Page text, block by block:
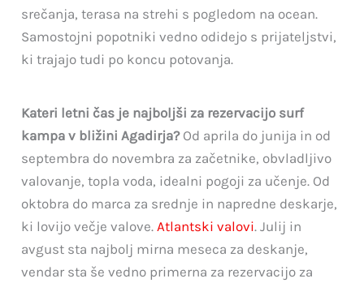
srečanja, terasa na strehi s pogledom na ocean.
Samostojni popotniki vedno odidejo s prijateljstvi,
ki trajajo tudi po koncu potovanja.
Kateri letni čas je najboljši za rezervacijo surf
kampa v bližini Agadirja?Od aprila do junija in od
septembra do novembra za začetnike, obvladljivo
valovanje, topla voda, idealni pogoji za učenje. Od
oktobra do marca za srednje in napredne deskarje,
ki lovijo večje valove. Atlantski valovi. Julij in
avgust sta najbolj mirna meseca za deskanje,
vendar sta še vedno primerna za rezervacijo za